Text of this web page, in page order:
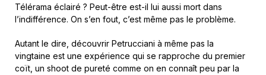
Télérama éclairé ? Peut-être est-il lui aussi mort dans
l’indifférence. On s’en fout, c’est même pas le problème.
Autant le dire, découvrir Petrucciani à même pas la
vingtaine est une expérience qui se rapproche du premier
coït, un shoot de pureté comme on en connaît peu par la